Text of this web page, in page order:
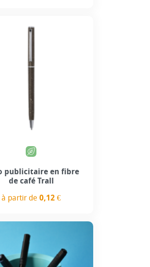
publicitaire en fibre
de café Trall
à partir de0,12 €